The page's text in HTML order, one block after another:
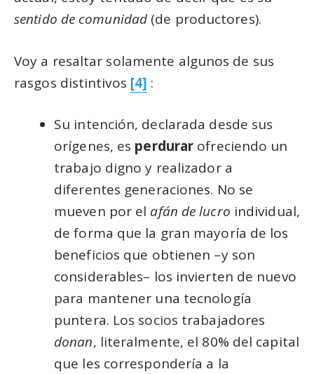
sentido de comunidad(de productores).
Voy a resaltar solamente algunos de sus
rasgos distintivos [4] :
Su intención, declarada desde sus
orígenes, es perdurar ofreciendo un
trabajo digno y realizador a
diferentes generaciones. No se
mueven por el afán de lucro individual,
de forma que la gran mayoría de los
beneficios que obtienen –y son
considerables– los invierten de nuevo
para mantener una tecnología
puntera. Los socios trabajadores
donan, literalmente, el 80% del capital
que les correspondería a la